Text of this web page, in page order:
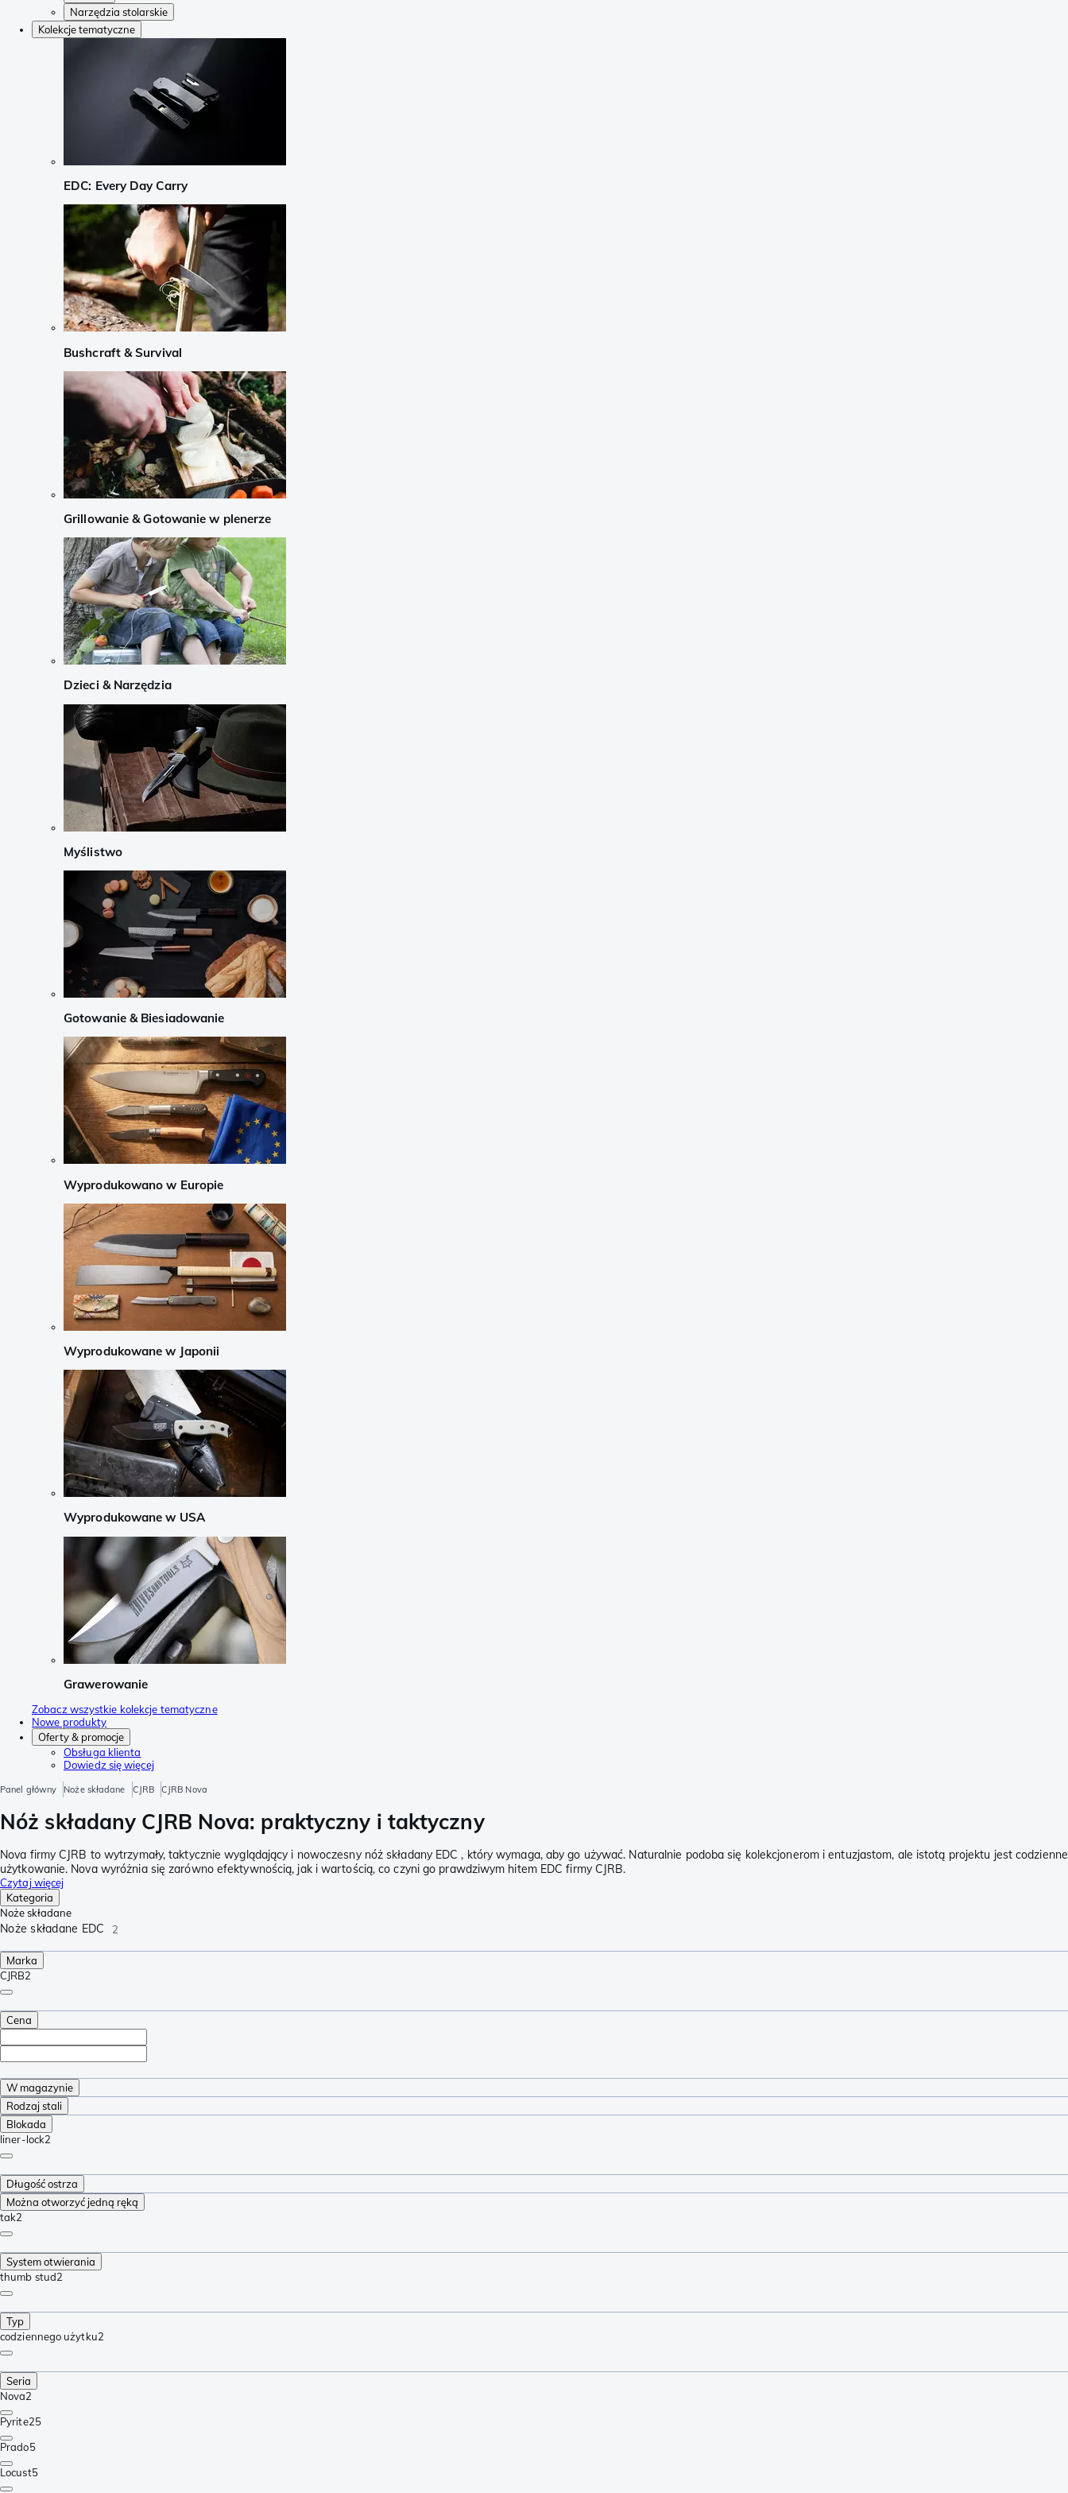
Narzędzia stolarskie
Kolekcje tematyczne
EDC: Every Day Carry
Bushcraft & Survival
Grillowanie & Gotowanie w plenerze
Dzieci & Narzędzia
Myślistwo
Gotowanie & Biesiadowanie
Wyprodukowano w Europie
Wyprodukowane w Japonii
Wyprodukowane w USA
Grawerowanie
Zobacz wszystkie kolekcje tematyczne
Nowe produkty
Oferty & promocje
Obsługa klienta
Dowiedz się więcej
Panel główny Noże składane CJRB CJRB Nova
Nóż składany CJRB Nova: praktyczny i taktyczny
Nova firmy CJRB to wytrzymały, taktycznie wyglądający i nowoczesny nóż składany EDC , który wymaga, aby go używać. Naturalnie podoba się kolekcjonerom i entuzjastom, ale istotą projektu jest codzienne
użytkowanie. Nova wyróżnia się zarówno efektywnością, jak i wartością, co czyni go prawdziwym hitem EDC firmy CJRB.
Czytaj więcej
Kategoria
Noże składane
Noże składane EDC 2
Marka
CJRB2
Cena
W magazynie
Rodzaj stali
Blokada
liner-lock2
Długość ostrza
Można otworzyć jedną ręką
tak2
System otwierania
thumb stud2
Typ
codziennego użytku2
Seria
Nova2
Pyrite25
Prado5
Locust5